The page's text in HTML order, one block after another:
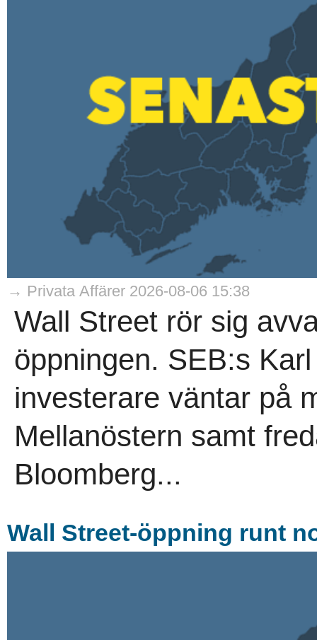
→ Privata Affärer 2026-08-06 15:38
Wall Street rör sig
öppningen. SEB:s
investerare väntar på
Mellanöstern samt
Bloomberg...
Wall Street-öppning runt